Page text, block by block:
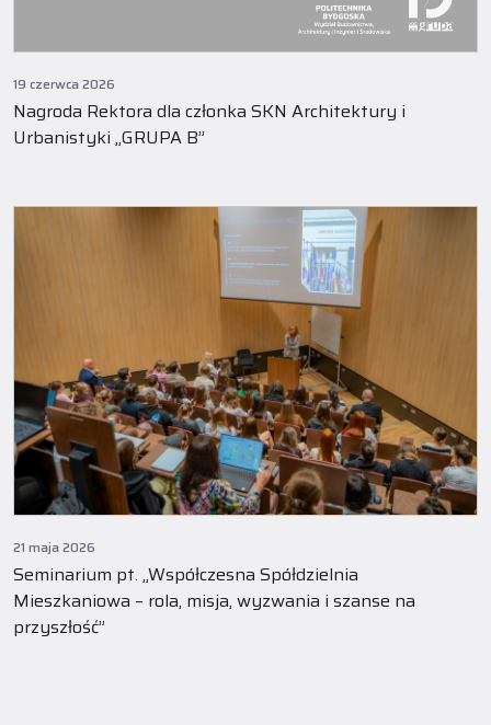
19 czerwca 2026
Nagroda Rektora dla członka SKN Architektury i
Urbanistyki „GRUPA B”
21 maja 2026
Seminarium pt. „Współczesna Spółdzielnia
Mieszkaniowa – rola, misja, wyzwania i szanse na
przyszłość”